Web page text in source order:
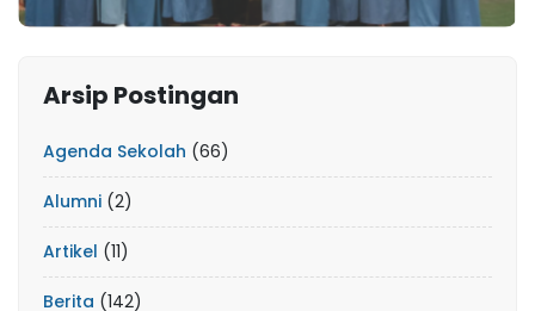
Arsip Postingan
Agenda Sekolah (66)
Alumni (2)
Artikel (11)
Berita (142)